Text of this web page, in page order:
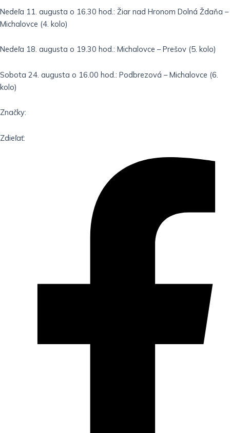
Nedeľa 11. augusta o 16.30 hod.: Žiar nad Hronom Dolná Ždaňa –
Michalovce (4. kolo)
Nedeľa 18. augusta o 19.30 hod.: Michalovce – Prešov (5. kolo)
Sobota 24. augusta o 16.00 hod.: Podbrezová – Michalovce (6.
kolo)
Značky:
Zdieľať: